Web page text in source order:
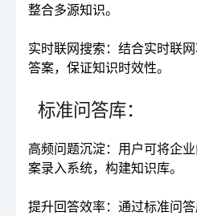
整合多源知识。
实时联网搜索：结合实时联
答案，保证知识时效性。
标准问答库：
高频问题沉淀：用户可将企
案录入系统，构建知识库。
提升回答效率：通过标准问